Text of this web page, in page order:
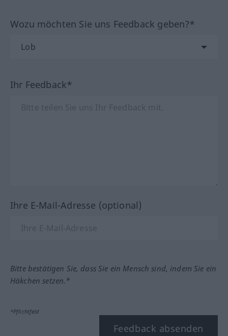
Wozu möchten Sie uns Feedback geben?*
Ihr Feedback*
Ihre E-Mail-Adresse (optional)
Bitte bestätigen Sie, dass Sie ein Mensch sind, indem Sie ein
Häkchen setzen.*
*Pflichtfeld
Feedback absenden